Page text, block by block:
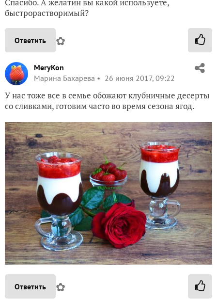
Спасибо. А желатин вы какой используете,
быстрорастворимый?
Ответить ✿
MeryKon
Марина Бахарева
26 июня 2017, 09:22
У нас тоже все в семье обожают клубничные десерты
со сливками, готовим часто во время сезона ягод.
Ответить ✿